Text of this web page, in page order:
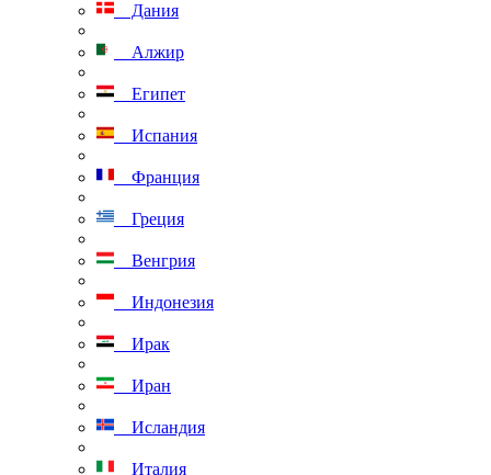
Дания
Алжир
Египет
Испания
Франция
Греция
Венгрия
Индонезия
Ирак
Иран
Исландия
Италия